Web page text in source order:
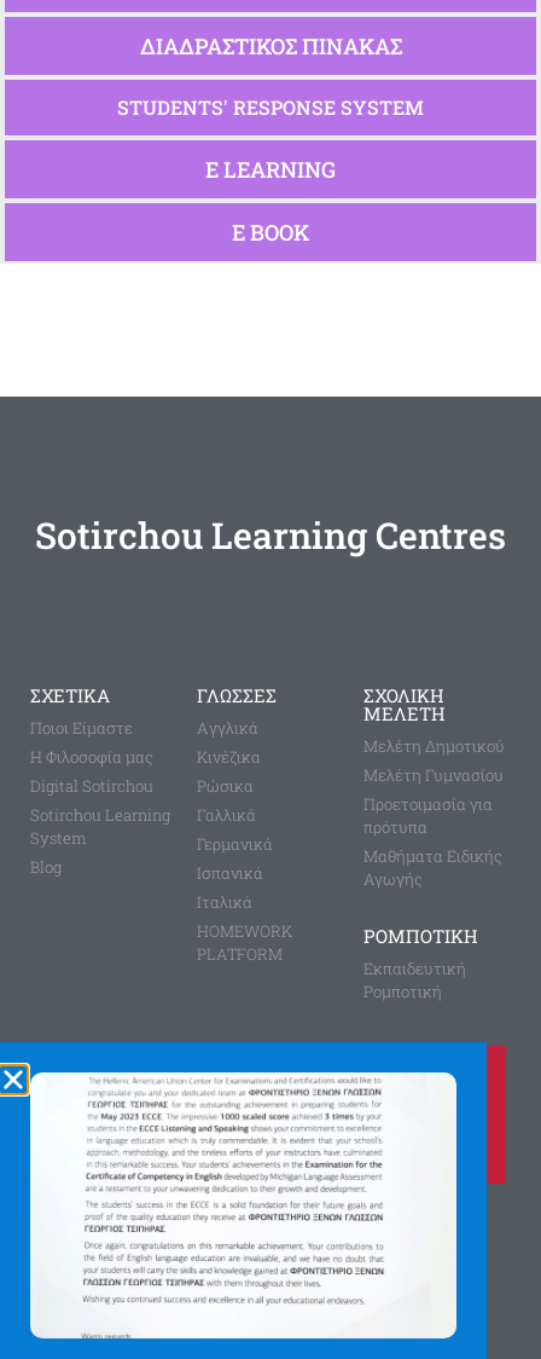
ΔΙΑΔΡΑΣΤΙΚΟΣ ΠΙΝΑΚΑΣ
STUDENTS' RESPONSE SYSTEM
E LEARNING
Ε ΒΟΟΚ
Sotirchou Learning Centres
ΣΧΕΤΙΚΑ
Ποιοι Είμαστε
Η Φιλοσοφία μας
Digital Sotirchou
Sotirchou Learning
System
Blog
ΓΛΩΣΣΕΣ
Aγγλικά
Κινέζικα
Ρώσικα
Γαλλικά
Γερμανικά
Ισπανικά
Ιταλικά
HOMEWORK
PLATFORM
ΣΧΟΛΙΚΗ
ΜΕΛΕΤΗ
Μελέτη Δημοτικού
Μελέτη Γυμνασίου
Προετοιμασία για
πρότυπα
Μαθήματα Ειδικής
Αγωγής
ΡΟΜΠΟΤΙΚΗ
Εκπαιδευτική
Ρομποτική
Καλέστε μας τώρα στο
210 8028149
για περισσότερες πληροφορίες
Αγίας Παρασκευής 8, Άνω Πεύκη
Αργύρη Γεωργίου 2, Λυκόβρυση
Πατήστε εδώ για χάρτη